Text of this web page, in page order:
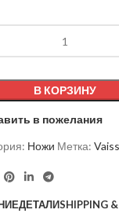
В КОРЗИНУ
в пожелания
Ножи Метка:
ДЕТАЛИSHIPPING